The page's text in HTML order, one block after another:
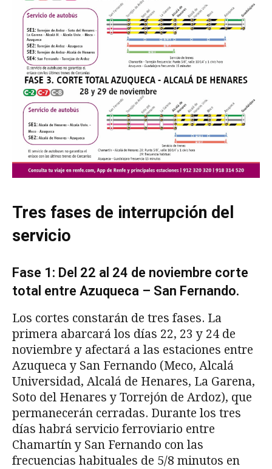
Tres fases de interrupción del
servicio
Fase 1: Del 22 al 24 de noviembre corte
total entre Azuqueca – San Fernando.
Los cortes constarán de tres fases. La
primera abarcará los días 22, 23 y 24 de
noviembre y afectará a las estaciones entre
Azuqueca y San Fernando (Meco, Alcalá
Universidad, Alcalá de Henares, La Garena,
Soto del Henares y Torrejón de Ardoz), que
permanecerán cerradas. Durante los tres
días habrá servicio ferroviario entre
Chamartín y San Fernando con las
frecuencias habituales de 5/8 minutos en